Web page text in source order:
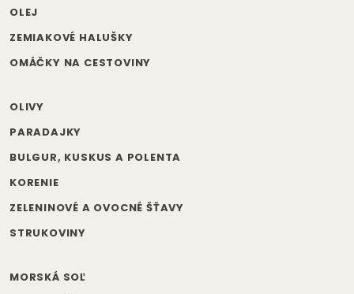
OLEJ
ZEMIAKOVÉ HALUŠKY
OMÁČKY NA CESTOVINY
OLIVY
PARADAJKY
BULGUR, KUSKUS A POLENTA
KORENIE
ZELENINOVÉ A OVOCNÉ ŠŤAVY
STRUKOVINY
MORSKÁ SOĽ